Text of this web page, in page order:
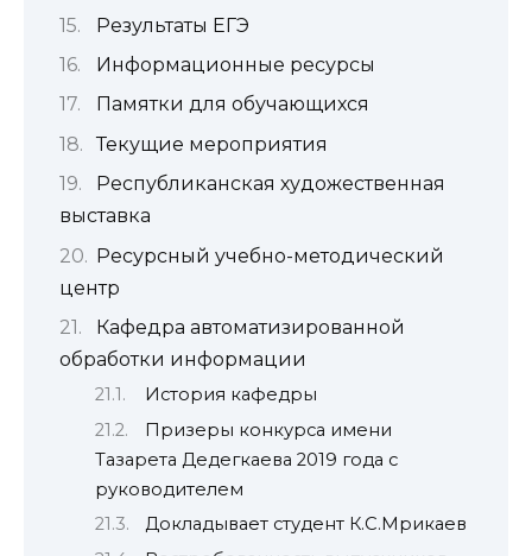
Результаты ЕГЭ
Информационные ресурсы
Памятки для обучающихся
Текущие мероприятия
Республиканская художественная
выставка
Ресурсный учебно-методический
центр
Кафедра автоматизированной
обработки информации
История кафедры
Призеры конкурса имени
Тазарета Дедегкаева 2019 года с
руководителем
Докладывает студент К.С.Мрикаев